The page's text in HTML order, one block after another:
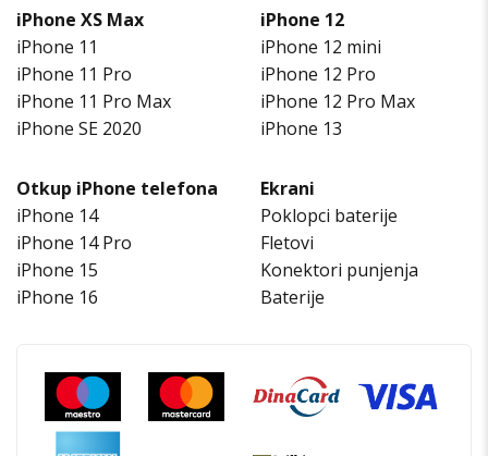
iPhone XS Max
iPhone 11
iPhone 11 Pro
iPhone 11 Pro Max
iPhone SE 2020
iPhone 12
iPhone 12 mini
iPhone 12 Pro
iPhone 12 Pro Max
iPhone 13
Otkup iPhone telefona
iPhone 14
iPhone 14 Pro
iPhone 15
iPhone 16
Ekrani
Poklopci baterije
Fletovi
Konektori punjenja
Baterije